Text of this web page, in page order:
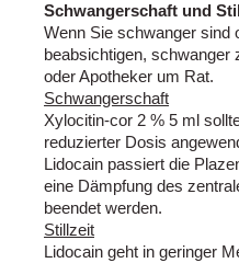
Schwangerschaft und
Wenn Sie schwanger sind
beabsichtigen, schwanger
oder Apotheker um Rat.
Schwangerschaft
Xylocitin-cor 2 % 5 ml
reduzierter Dosis
Lidocain passiert die
eine Dämpfung des
beendet werden.
Stillzeit
Lidocain geht in geringer